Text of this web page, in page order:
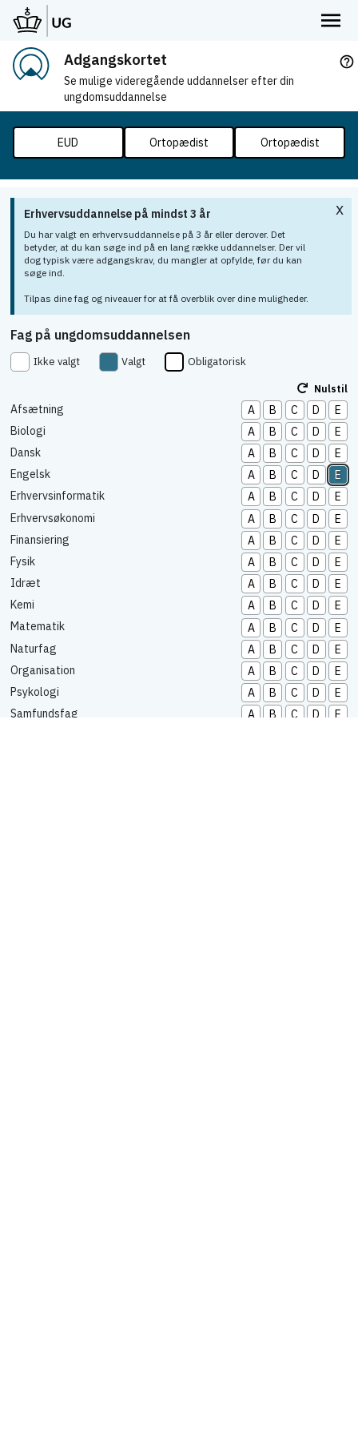
Adgangskortet
Se mulige videregående uddannelser efter din
ungdomsuddannelse
help_outline
EUD Ortopædist Ortopædist
Erhvervsuddannelse på mindst 3 år
Du har valgt en erhvervsuddannelse på 3 år eller derover. Det
betyder, at du kan søge ind på en lang række uddannelser. Der vil
dog typisk være adgangskrav, du mangler at opfylde, før du kan
søge ind.
Tilpas dine fag og niveauer for at få overblik over dine muligheder.
x
Fag på ungdomsuddannelsen
Ikke valgt Valgt
Obligatorisk
Nulstil
Afsætning A B C D
E
Biologi
A B C D
E
Dansk
A B C D
E
Engelsk
A B C D
E
Erhvervsinformatik
A B C D
E
Erhvervsøkonomi
A B C D
E
Finansiering
A B C D
E
Fysik
A B C D
E
Idræt
A B C D
E
Kemi
A B C D
E
Matematik
A B C D
E
Naturfag
A B C D
E
Organisation
A B C D
E
Psykologi
A B C D
E
Samfundsfag
A B C D
E